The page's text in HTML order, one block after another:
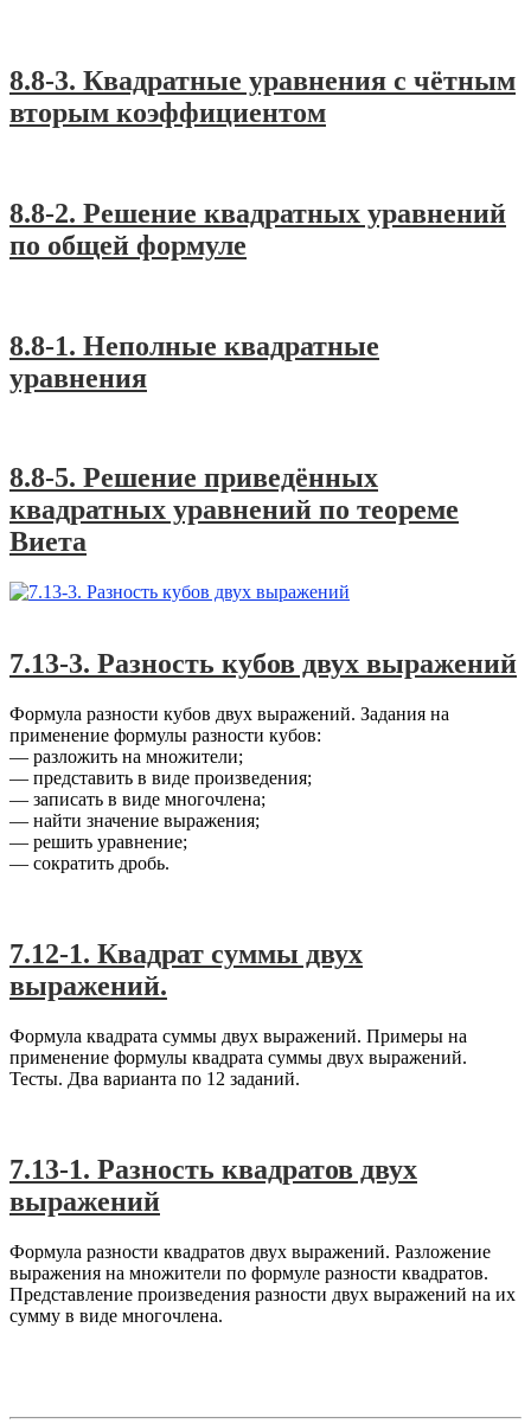
8.8-3. Квадратные уравнения с чётным
вторым коэффициентом
8.8-2. Решение квадратных уравнений
по общей формуле
8.8-1. Неполные квадратные
уравнения
8.8-5. Решение приведённых
квадратных уравнений по теореме
Виета
7.13-3. Разность кубов двух выражений
Формула разности кубов двух выражений. Задания на
применение формулы разности кубов:
— разложить на множители;
— представить в виде произведения;
— записать в виде многочлена;
— найти значение выражения;
— решить уравнение;
— сократить дробь.
7.12-1. Квадрат суммы двух
выражений.
Формула квадрата суммы двух выражений. Примеры на
применение формулы квадрата суммы двух выражений.
Тесты. Два варианта по 12 заданий.
7.13-1. Разность квадратов двух
выражений
Формула разности квадратов двух выражений. Разложение
выражения на множители по формуле разности квадратов.
Представление произведения разности двух выражений на их
сумму в виде многочлена.